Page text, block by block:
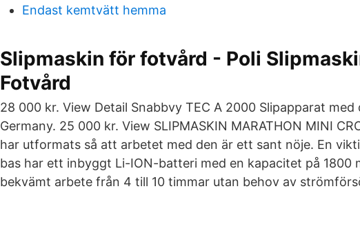
Endast kemtvätt hemma
Slipmaskin för fotvård - Poli
Fotvård
28 000 kr. View Detail Snabbvy TEC A 2000 Slipapparat med
Germany. 25 000 kr. View SLIPMASKIN MARATHON MINI
har utformats så att arbetet med den är ett sant nöje. En
bas har ett inbyggt Li-ION-batteri med en kapacitet på 1800
bekvämt arbete från 4 till 10 timmar utan behov av